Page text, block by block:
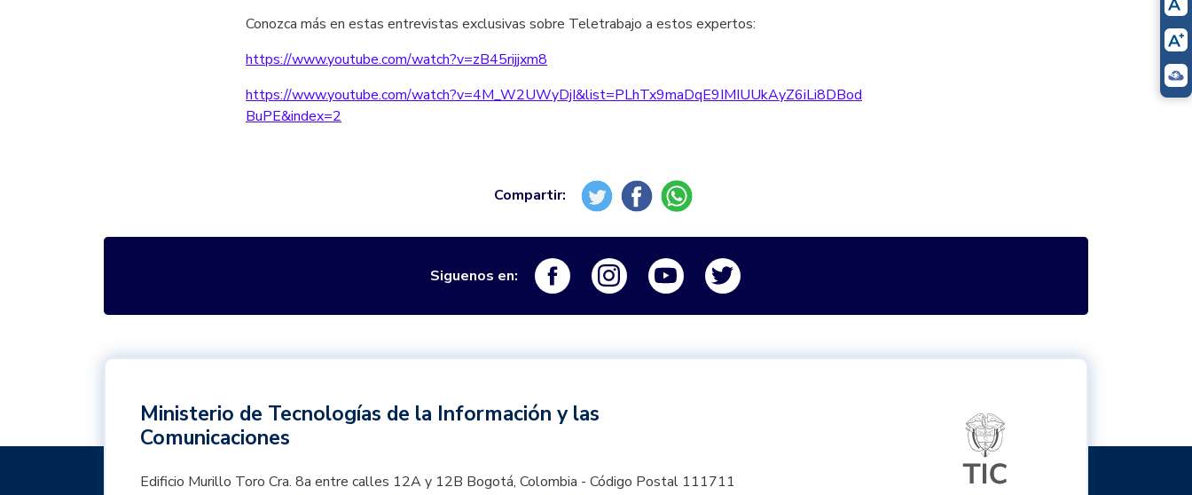
Conozca más en estas entrevistas exclusivas sobre Teletrabajo a estos expertos:
https://www.youtube.com/watch?v=zB45rijjxm8
https://www.youtube.com/watch?v=4M_W2UWyDjI&list=PLhTx9maDqE9IMIUUkAyZ6iLi8DBod
BuPE&index=2
Siguenos en: Logo FacebookLogo InstagramLogo Youtube
Ministerio de Tecnologías de la Información y las
Comunicaciones
Edificio Murillo Toro Cra. 8a entre calles 12A y 12B Bogotá, Colombia - Código Postal 111711